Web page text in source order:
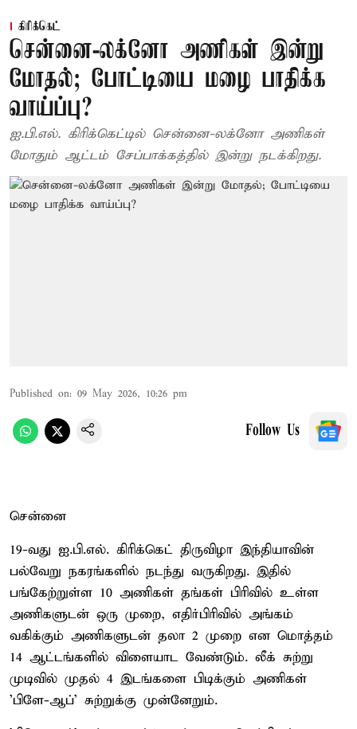
கிரிக்கெட்
சென்னை-லக்னோ அணிகள் இன்று
மோதல்; போட்டியை மழை பாதிக்க
வாய்ப்பு?
ஐ.பி.எல். கிரிக்கெட்டில் சென்னை-லக்னோ அணிகள்
மோதும் ஆட்டம் சேப்பாக்கத்தில் இன்று நடக்கிறது.
Published on: 09 May 2026, 10:26 pm
Follow Us
சென்னை
19-வது ஐ.பி.எல். கிரிக்கெட் திருவிழா இந்தியாவின்
பல்வேறு நகரங்களில் நடந்து வருகிறது. இதில்
பங்கேற்றுள்ள 10 அணிகள் தங்கள் பிரிவில் உள்ள
அணிகளுடன் ஒரு முறை, எதிர்பிரிவில் அங்கம்
வகிக்கும் அணிகளுடன் தலா 2 முறை என மொத்தம்
14 ஆட்டங்களில் விளையாட வேண்டும். லீக் சுற்று
முடிவில் முதல் 4 இடங்களை பிடிக்கும் அணிகள்
'பிளே-ஆப்' சுற்றுக்கு முன்னேறும்.